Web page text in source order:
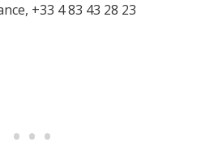
+33 4 83 43 28 23